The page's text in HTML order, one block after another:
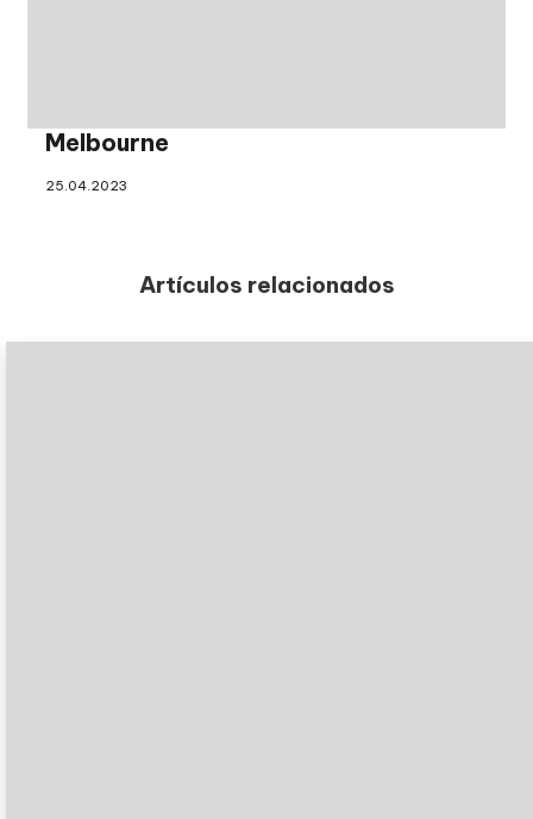
Melbourne
25.04.2023
Artículos relacionados